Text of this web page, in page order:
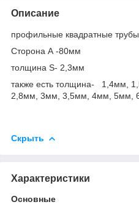
Описание
профильные квадратные
Сторона А -80мм
толщина S- 2,3мм
также есть толщина- 1,4мм,
2,8мм, 3мм, 3,5мм, 4мм, 5мм,
Скрыть
Характеристики
Основные